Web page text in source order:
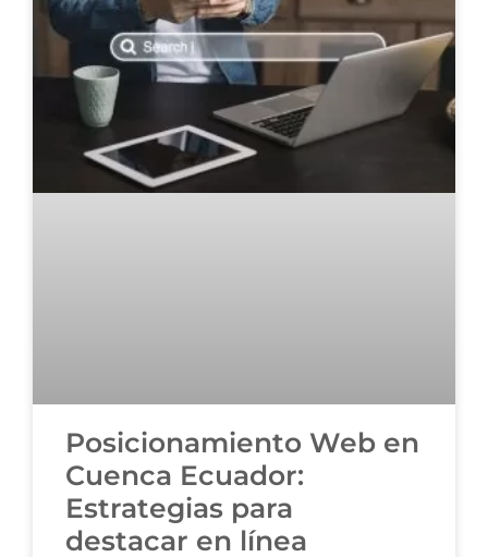
Posicionamiento Web en
Cuenca Ecuador:
Estrategias para
destacar en línea